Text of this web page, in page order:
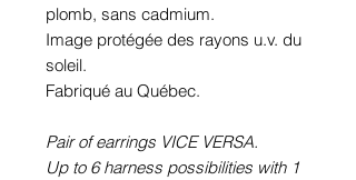
plomb, sans cadmium.
Image protégée des rayons u.v. du
soleil.
Fabriqué au Québec.
Pair of earrings VICE VERSA.
Up to 6 harness possibilities with 1